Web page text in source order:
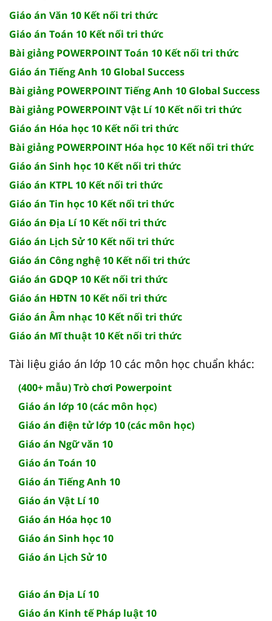
Giáo án Văn 10 Kết nối tri thức
Giáo án Toán 10 Kết nối tri thức
Bài giảng POWERPOINT Toán 10 Kết nối tri thức
Giáo án Tiếng Anh 10 Global Success
Bài giảng POWERPOINT Tiếng Anh 10 Global Success
Bài giảng POWERPOINT Vật Lí 10 Kết nối tri thức
Giáo án Hóa học 10 Kết nối tri thức
Bài giảng POWERPOINT Hóa học 10 Kết nối tri thức
Giáo án Sinh học 10 Kết nối tri thức
Giáo án KTPL 10 Kết nối tri thức
Giáo án Tin học 10 Kết nối tri thức
Giáo án Địa Lí 10 Kết nối tri thức
Giáo án Lịch Sử 10 Kết nối tri thức
Giáo án Công nghệ 10 Kết nối tri thức
Giáo án GDQP 10 Kết nối tri thức
Giáo án HĐTN 10 Kết nối tri thức
Giáo án Âm nhạc 10 Kết nối tri thức
Giáo án Mĩ thuật 10 Kết nối tri thức
Tài liệu giáo án lớp 10 các môn học chuẩn khác:
(400+ mẫu) Trò chơi Powerpoint
Giáo án lớp 10 (các môn học)
Giáo án điện tử lớp 10 (các môn học)
Giáo án Ngữ văn 10
Giáo án Toán 10
Giáo án Tiếng Anh 10
Giáo án Vật Lí 10
Giáo án Hóa học 10
Giáo án Sinh học 10
Giáo án Lịch Sử 10
Giáo án Địa Lí 10
Giáo án Kinh tế Pháp luật 10